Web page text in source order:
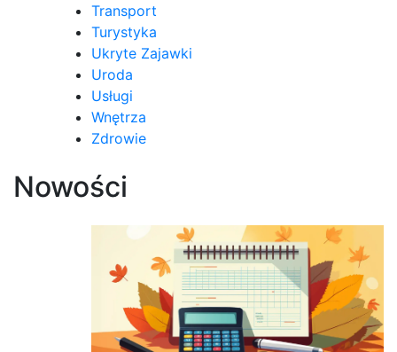
Transport
Turystyka
Ukryte Zajawki
Uroda
Usługi
Wnętrza
Zdrowie
Nowości